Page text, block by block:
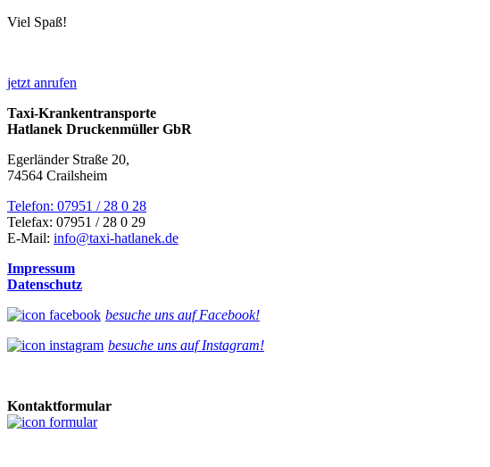
Viel Spaß!
jetzt anrufen
Taxi-Krankentransporte
Hatlanek Druckenmüller GbR
Egerländer Straße 20,
74564 Crailsheim
Telefon: 07951 / 28 0 28
Telefax: 07951 / 28 0 29
E-Mail: info@taxi-hatlanek.de
Impressum
Datenschutz
besuche uns auf Facebook!
besuche uns auf Instagram!
Kontaktformular